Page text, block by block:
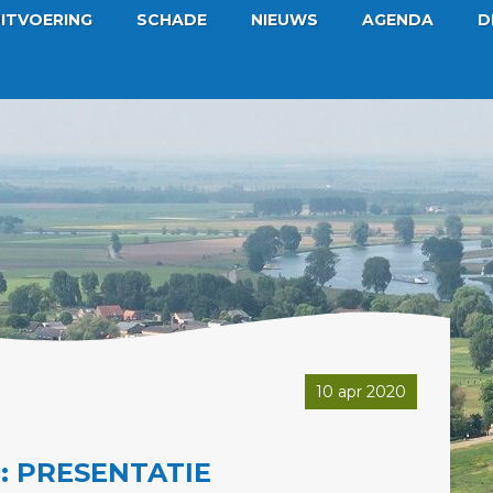
SCHADE NIEUWS AGENDA
10 apr 2020